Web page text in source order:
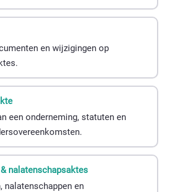
en wijzigingen op
een onderneming, statuten en
nalatenschapsaktes
nalatenschappen en